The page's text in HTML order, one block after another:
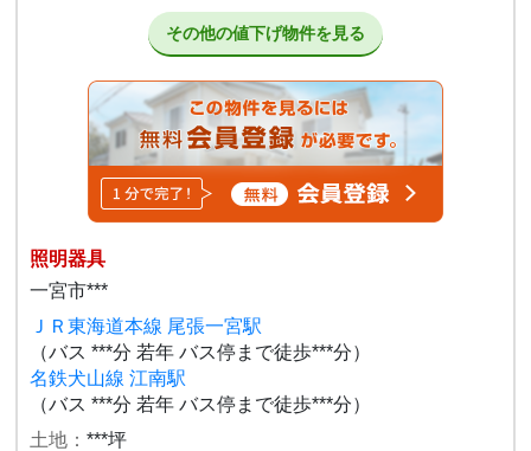
その他の値下げ物件を見る
照明器具
一宮市***
ＪＲ東海道本線 尾張一宮駅
（バス ***分 若年 バス停まで徒歩***分）
名鉄犬山線 江南駅
（バス ***分 若年 バス停まで徒歩***分）
土地：***坪